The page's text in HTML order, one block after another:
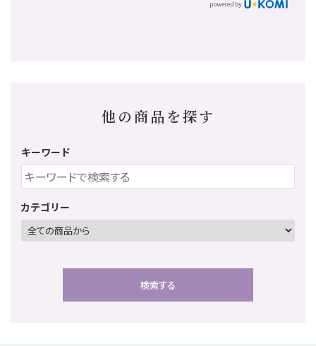
他の商品を探す
キーワード
カテゴリー
検索する